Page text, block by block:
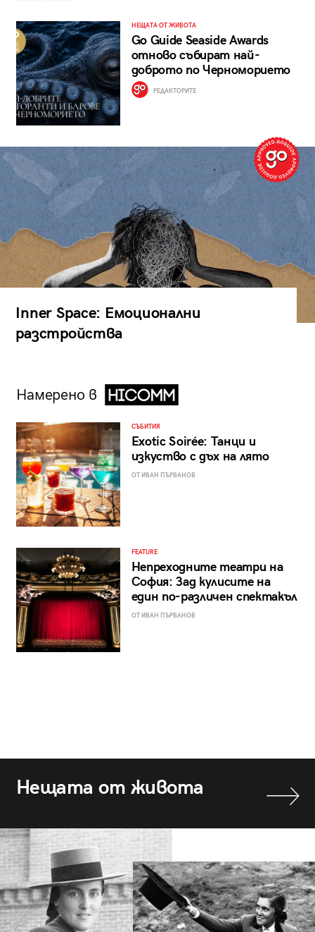
НЕЩАТА ОТ ЖИВОТА
Go Guide Seaside Awards
отново събират най-
доброто по Черноморието
РЕДАКТОРИТЕ
Inner Space: Емоционални
разстройства
Намерено в
СЪБИТИЯ
Exotic Soirée: Танци и
изкуство с дъх на лято
ОТ ИВАН ПЪРВАНОВ
FEATURE
Непреходните театри на
София: Зад кулисите на
един по-различен спектакъл
ОТ ИВАН ПЪРВАНОВ
Нещата от живота